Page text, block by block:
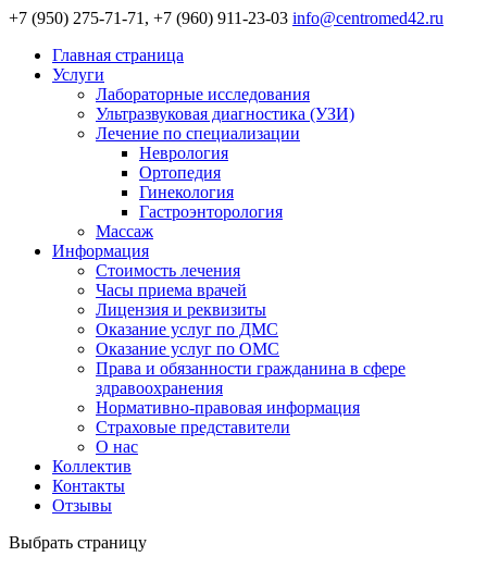
+7 (950) 275-71-71, +7 (960) 911-23-03 info@centromed42.ru
Главная страница
Услуги
Лабораторные исследования
Ультразвуковая диагностика (УЗИ)
Лечение по специализации
Неврология
Ортопедия
Гинекология
Гастроэнторология
Массаж
Информация
Стоимость лечения
Часы приема врачей
Лицензия и реквизиты
Оказание услуг по ДМС
Оказание услуг по ОМС
Права и обязанности гражданина в сфере
здравоохранения
Нормативно-правовая информация
Страховые представители
О нас
Коллектив
Контакты
Отзывы
Выбрать страницу